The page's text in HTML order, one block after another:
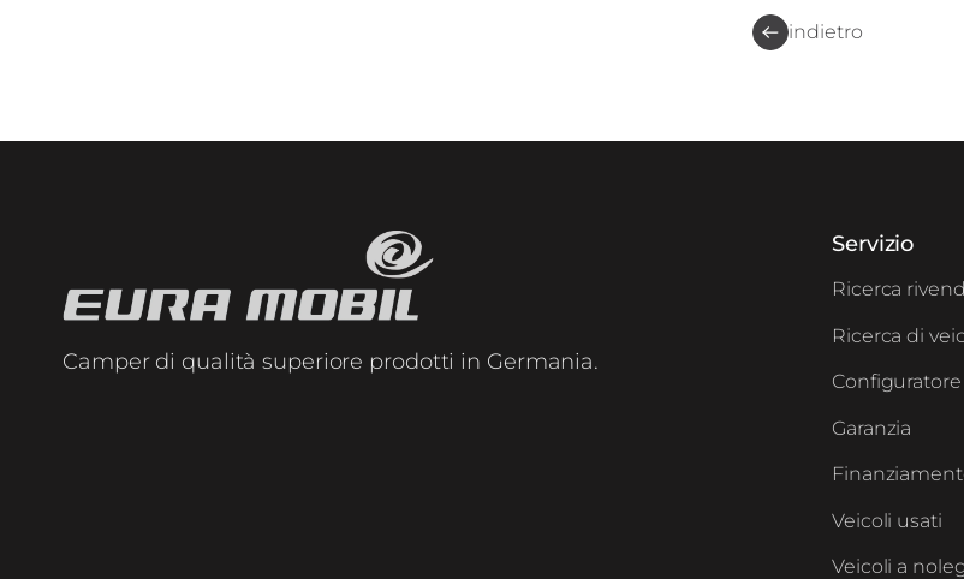
indietro
Camper di qualità superiore prodotti in Germania.
Servizio
Ricerca
Ricerca di
Configuratore
Garanzia
Veicoli usati
Veicoli a